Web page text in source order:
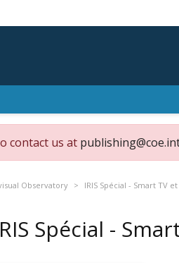
contact us at
Observatory IRIS Spécial - Smart TV
Spécial -